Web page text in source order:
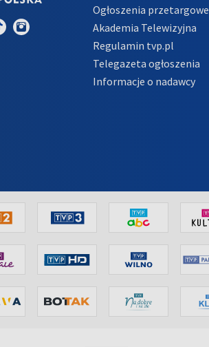
Ogłoszenia przetargowe
Akademia Telewizyjna
Regulamin tvp.pl
Telegazeta ogłoszenia
Informacje o nadawcy